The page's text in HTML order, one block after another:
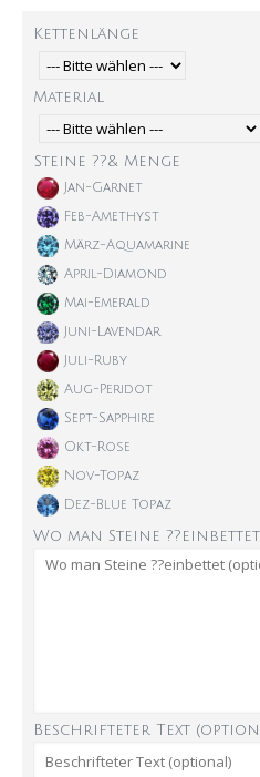
Kettenlänge
Material
Steine ??& Menge
Jan-Garnet
Feb-Amethyst
März-Aquamarine
April-Diamond
Mai-Emerald
Juni-Lavendar
Juli-Ruby
Aug-Peridot
Sept-Sapphire
Okt-Rose
Nov-Topaz
Dez-Blue Topaz
Wo man Steine
Beschrifteter Text